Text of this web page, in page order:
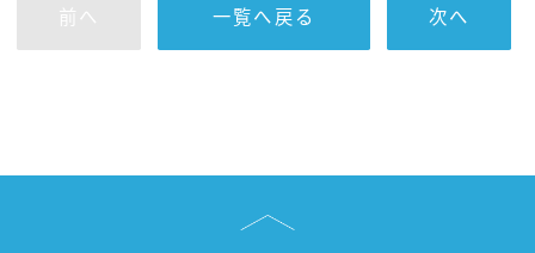
前へ 一覧へ戻る 次へ